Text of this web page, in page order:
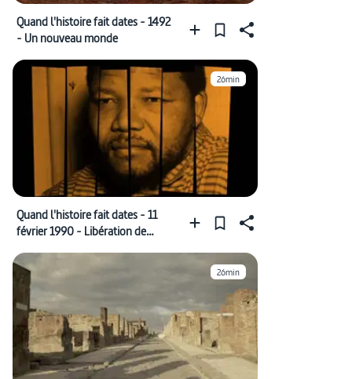
Quand l'histoire fait dates - 1492
- Un nouveau monde
26min
Quand l'histoire fait dates - 11
février 1990 - Libération de
26min